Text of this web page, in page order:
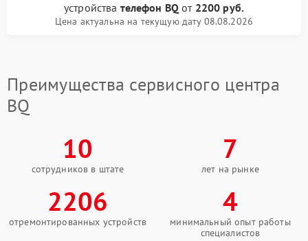
устройства телефон BQ от 2200 руб.
Цена актуальна на текущую дату 08.08.2026
Преимущества сервисного центра
BQ
10
сотрудников в штате
7
лет на рынке
2206
отремонтированных устройств
4
минимальный опыт работы
специалистов